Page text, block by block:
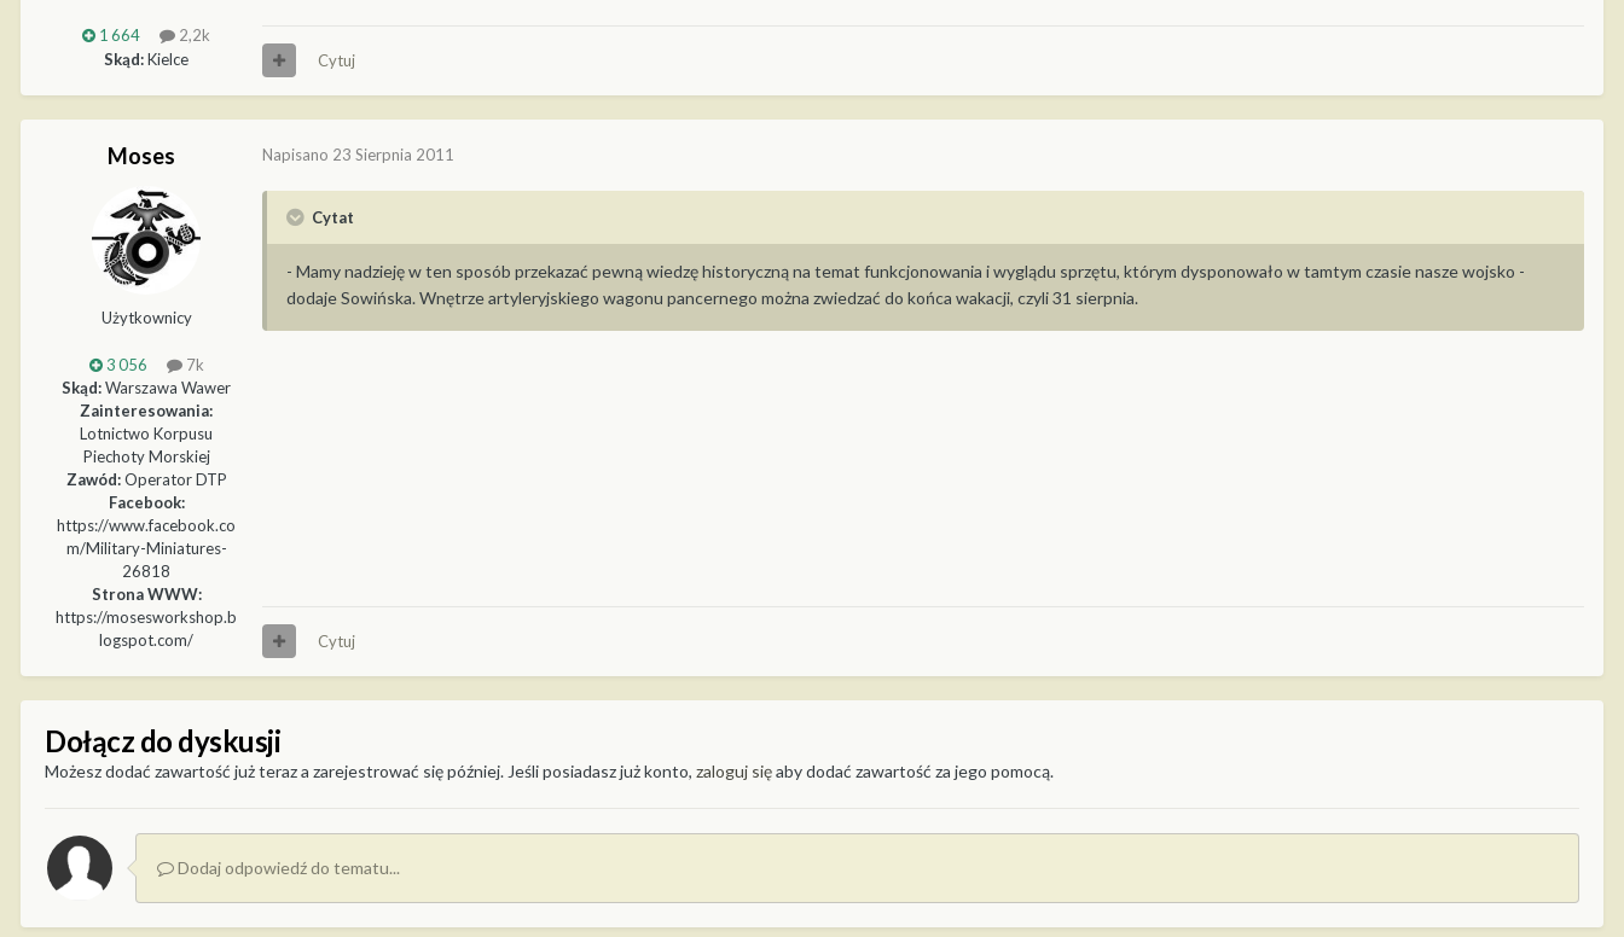
1 664
2,2k
Skąd:Kielce Cytuj
Moses
Użytkownicy
3 056
7k
Skąd:Warszawa Wawer
Zainteresowania:
Lotnictwo Korpusu
Piechoty Morskiej
Zawód:Operator DTP
Facebook:
https://www.facebook.co
m/Military-Miniatures-
26818
Strona WWW:
https://mosesworkshop.b
logspot.com/
Napisano 23 Sierpnia 2011
Cytat
- Mamy nadzieję w ten sposób przekazać pewną wiedzę historyczną na temat funkcjonowania i wyglądu sprzętu, którym dysponowało w tamtym czasie nasze wojsko -
dodaje Sowińska. Wnętrze artyleryjskiego wagonu pancernego można zwiedzać do końca wakacji, czyli 31 sierpnia.
Cytuj
Dołącz do dyskusji
Możesz dodać zawartość już teraz a zarejestrować się później. Jeśli posiadasz już konto, zaloguj sięaby dodać zawartość za jego pomocą.
Dodaj odpowiedź do tematu...